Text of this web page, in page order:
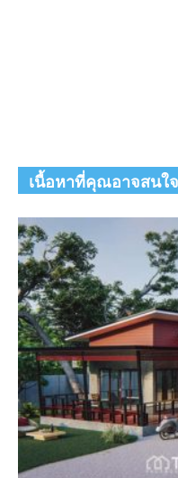
เนื้อหาที่คุณอาจสนใจ